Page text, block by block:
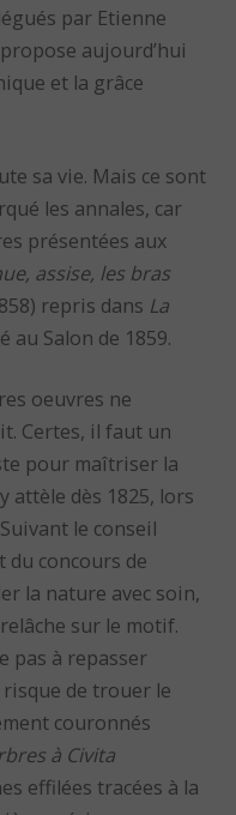
par Etienne
aujourd’hui
et la grâce
sa vie. Mais ce sont
les annales, car
présentées aux
assise, les bras
repris dans La
au Salon de 1859.
oeuvres ne
Certes, il faut un
pour maîtriser la
attèle dès 1825, lors
le conseil
du concours de
la nature avec soin,
sur le motif.
pas à repasser
de trouer le
couronnés
à Civita
effilées tracées à la